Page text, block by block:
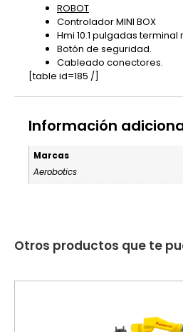
ROBOT
Controlador MINI BOX
Hmi 10.1 pulgadas terminal
Botón de seguridad.
Cableado conectores.
[table id=185 /]
Información
Marcas
Aerobotics
Otros productos que te